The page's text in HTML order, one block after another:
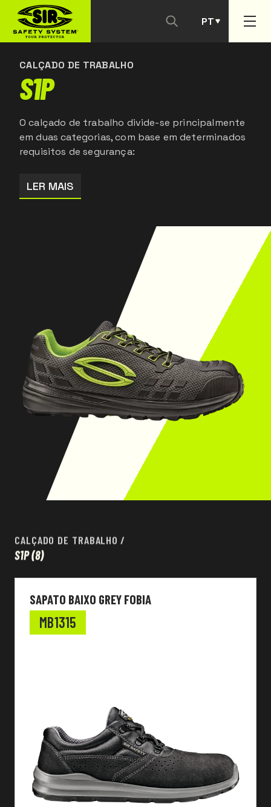
PT
ES
CALÇADO DE TRABALHO
S1P
O calçado de trabalho divide-se principalmente
em duas categorias, com base em determinados
requisitos de segurança:
LER MAIS
CALÇADO DE TRABALHO /
S1P(8)
SAPATO BAIXO GREY FOBIA
MB1315
CONTACTAR-NOS